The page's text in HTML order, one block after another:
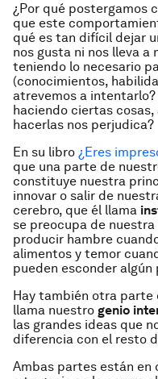
¿Por qué postergamos
que este
qué es tan difícil dejar
nos gusta ni nos lleva a
teniendo lo necesario
(conocimientos,
atrevemos a
haciendo ciertas
hacerlas nos perjudica?
En su libro ¿Eres
que una parte de
constituye nuestra
innovar o salir de
cerebro, que él llama
se preocupa de
producir hambre
alimentos y temor
pueden esconder algún
Hay también otra parte
llama nuestro genio
las grandes ideas que
diferencia con el resto
Ambas partes están en